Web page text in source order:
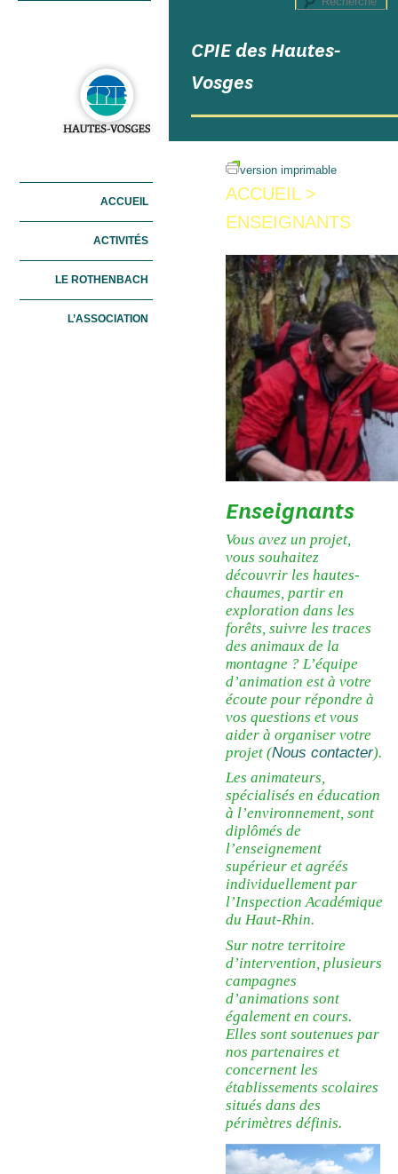
ALLER AU CONTENU
PRINCIPAL
ALLER AU CONTENU
SECONDAIRE
ACCUEIL
ACTIVITÉS
LE ROTHENBACH
L’ASSOCIATION
CPIE des Hautes-
Vosges
version imprimable
ACCUEIL>
ENSEIGNANTS
Enseignants
Vous avez un projet,
vous souhaitez
découvrir les hautes-
chaumes, partir en
exploration dans les
forêts, suivre les traces
des animaux de la
montagne ? L’équipe
d’animation est à votre
écoute pour répondre à
vos questions et vous
aider à organiser votre
projet (Nous contacter).
Les animateurs,
spécialisés en éducation
à l’environnement, sont
diplômés de
l’enseignement
supérieur et agréés
individuellement par
l’Inspection Académique
du Haut-Rhin.
Sur notre territoire
d’intervention, plusieurs
campagnes
d’animations sont
également en cours.
Elles sont soutenues par
nos partenaires et
concernent les
établissements scolaires
situés dans des
périmètres définis.